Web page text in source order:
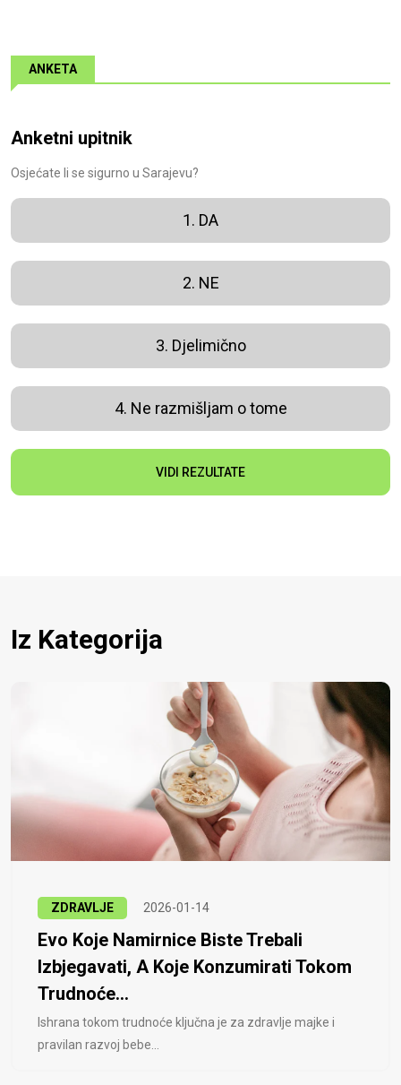
ANKETA
Anketni upitnik
Osjećate li se sigurno u Sarajevu?
1. DA
2. NE
3. Djelimično
4. Ne razmišljam o tome
VIDI REZULTATE
Iz Kategorija
ZDRAVLJE 2026-01-14
Evo Koje Namirnice Biste Trebali
Izbjegavati, A Koje Konzumirati Tokom
Trudnoće...
Ishrana tokom trudnoće ključna je za zdravlje majke i
pravilan razvoj bebe...